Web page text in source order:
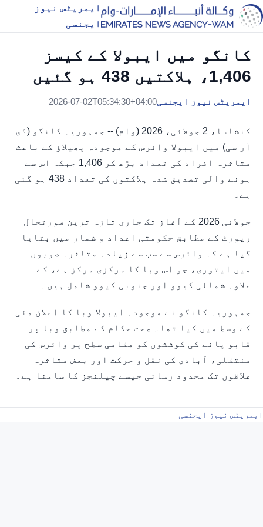
ایمریٹس نیوز
ایجنسی
کانگو میں ایبولا کے کیسز
1,406، ہلاکتیں 438 ہو گئیں
ایمریٹس نیوز ایجنسی2026-07-02T05:34:30+04:00
کنشاسا، 2 جولائی، 2026 (وام) -- جمہوریہ کانگو (ڈی
آر سی) میں ایبولا وائرس کے موجودہ پھیلاؤ کے باعث
متاثرہ افراد کی تعداد بڑھ کر 1,406 جبکہ اس سے
ہونے والی تصدیق شدہ ہلاکتوں کی تعداد 438 ہو گئی
ہے۔
جولائی 2026 کے آغاز تک جاری تازہ ترین صورتحال
رپورٹ کے مطابق حکومتی اعداد و شمار میں بتایا
گیا ہے کہ وائرس سے سب سے زیادہ متاثرہ صوبوں
میں ایتوری، جو اس وبا کا مرکزی مرکز ہے، کے
علاوہ شمالی کیوو اور جنوبی کیوو شامل ہیں۔
جمہوریہ کانگو نے موجودہ ایبولا وبا کا اعلان مئی
کے وسط میں کیا تھا۔ صحت حکام کے مطابق وبا پر
قابو پانے کی کوششوں کو مقامی سطح پر وائرس کی
منتقلی، آبادی کی نقل و حرکت اور بعض متاثرہ
علاقوں تک محدود رسائی جیسے چیلنجز کا سامنا ہے۔
ایمریٹس نیوز ایجنسی